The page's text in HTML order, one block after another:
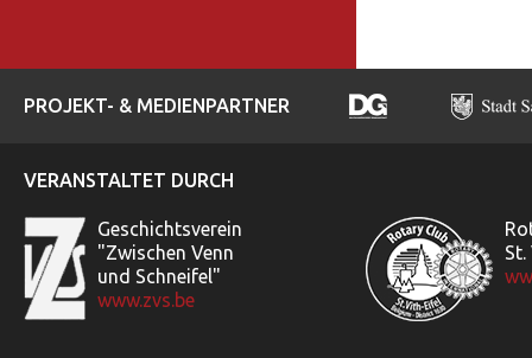
PROJEKT- & MEDIENPARTNER
VERANSTALTET DURCH
Geschichtsverein
"Zwischen Venn
und Schneifel"
www.zvs.be